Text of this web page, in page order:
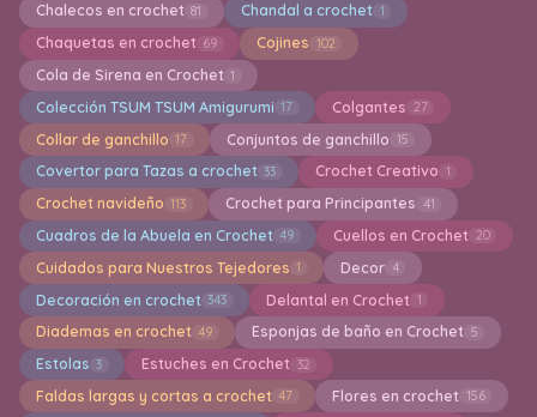
Chalecos en crochet 81 Chandal a crochet 1
Chaquetas en crochet 69 Cojines 102
Cola de Sirena en Crochet 1
Colección TSUM TSUM Amigurumi 17 Colgantes 27
Collar de ganchillo 17 Conjuntos de ganchillo 15
Covertor para Tazas a crochet 33 Crochet Creativo 1
Crochet navideño 113 Crochet para Principantes 41
Cuadros de la Abuela en Crochet 49 Cuellos en Crochet 20
Cuidados para Nuestros Tejedores 1 Decor 4
Decoración en crochet 343 Delantal en Crochet 1
Diademas en crochet 49 Esponjas de baño en Crochet 5
Estolas 3 Estuches en Crochet 32
Faldas largas y cortas a crochet 47 Flores en crochet 156